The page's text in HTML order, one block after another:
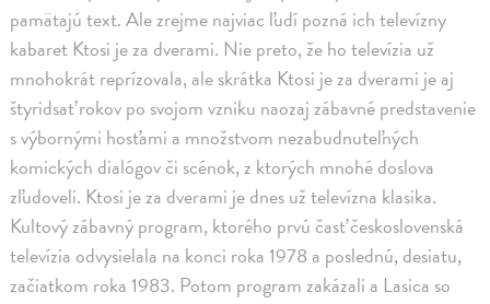
pamätajú text. Ale zrejme najviac ľudí pozná ich televízny
kabaret Ktosi je za dverami. Nie preto, že ho televízia už
mnohokrát reprízovala, ale skrátka Ktosi je za dverami je aj
štyridsať rokov po svojom vzniku naozaj zábavné predstavenie
s výbornými hosťami a množstvom nezabudnuteľných
komických dialógov či scénok, z ktorých mnohé doslova
zľudoveli. Ktosi je za dverami je dnes už televízna klasika.
Kultový zábavný program, ktorého prvú časť československá
televízia odvysielala na konci roka 1978 a poslednú, desiatu,
začiatkom roka 1983. Potom program zakázali a Lasica so